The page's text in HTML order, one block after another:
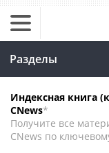
Разделы
Индексная книга
CNews*
Получите все
CNews по